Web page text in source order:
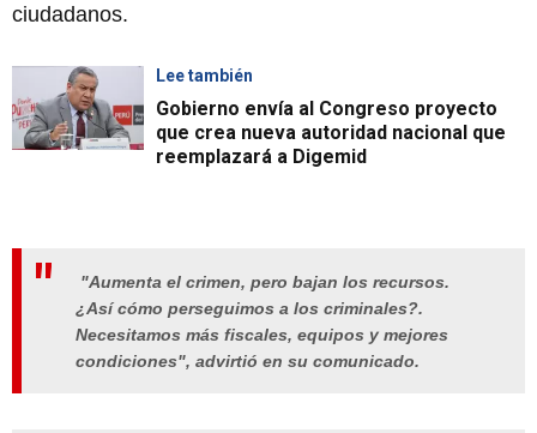
ciudadanos.
Lee también
Gobierno envía al Congreso proyecto
que crea nueva autoridad nacional que
reemplazará a Digemid
"Aumenta el crimen, pero bajan los recursos.
¿Así cómo perseguimos a los criminales?.
Necesitamos más fiscales, equipos y mejores
condiciones", advirtió en su comunicado.